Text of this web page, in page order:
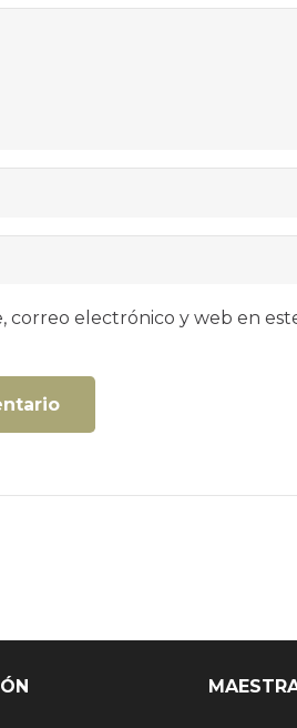
correo electrónico y web en